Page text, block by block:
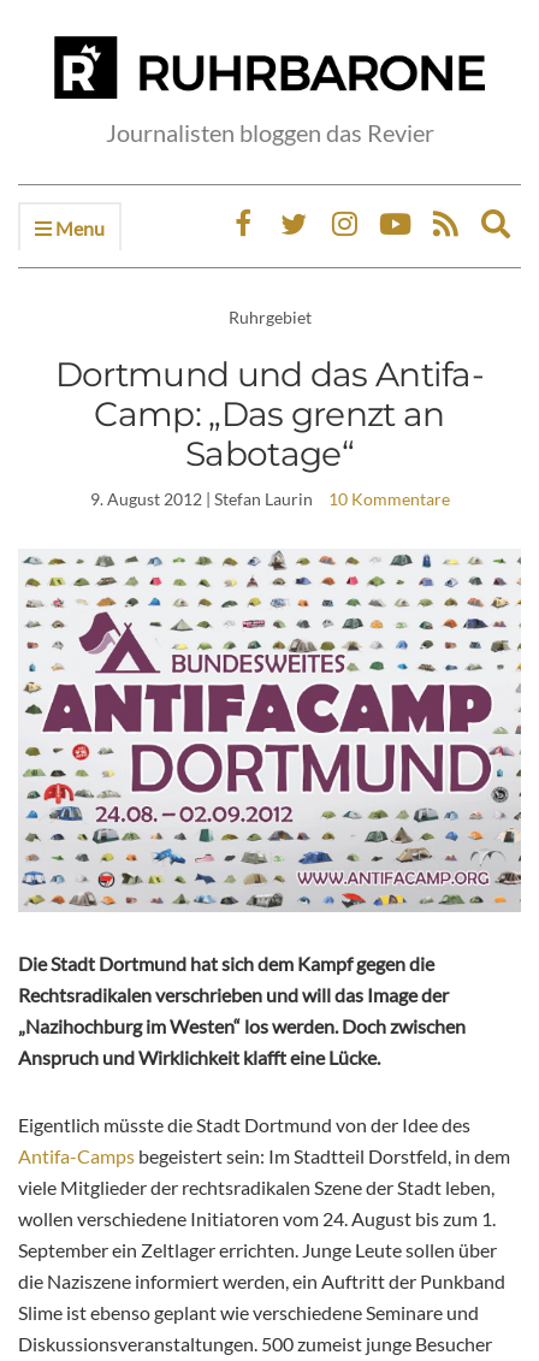
Journalisten bloggen das Revier
Menu
Ruhrgebiet
Dortmund und das Antifa-
Camp: „Das grenzt an
Sabotage“
9. August 2012| Stefan Laurin 10 Kommentare
Die Stadt Dortmund hat sich dem Kampf gegen die
Rechtsradikalen verschrieben und will das Image der
„Nazihochburg im Westen“ los werden. Doch zwischen
Anspruch und Wirklichkeit klafft eine Lücke.
Eigentlich müsste die Stadt Dortmund von der Idee des
Antifa-Camps begeistert sein: Im Stadtteil Dorstfeld, in dem
viele Mitglieder der rechtsradikalen Szene der Stadt leben,
wollen verschiedene Initiatoren vom 24. August bis zum 1.
September ein Zeltlager errichten. Junge Leute sollen über
die Naziszene informiert werden, ein Auftritt der Punkband
Slime ist ebenso geplant wie verschiedene Seminare und
Diskussionsveranstaltungen. 500 zumeist junge Besucher